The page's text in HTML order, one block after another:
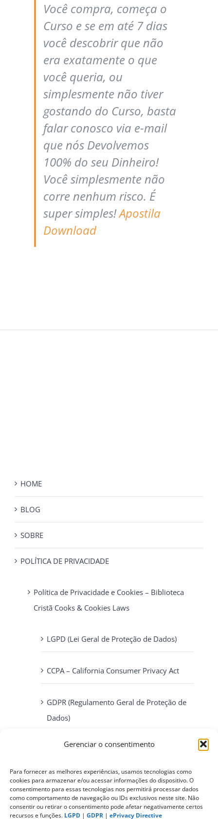
Gerenciar o consentimento
Para fornecer as melhores experiências, usamos tecnologias como
cookies para armazenar e/ou acessar informações do dispositivo. O
consentimento para essas tecnologias nos permitirá processar dados
como comportamento de navegação ou IDs exclusivos neste site. Não
consentir ou retirar o consentimento pode afetar negativamente certos
recursos e funções. LGPD | GDPR | ePrivacy Directive
Você compra, começa o
Curso e se em até 7 dias
você descobrir que não
era exatamente o que
você queria, ou
simplesmente não tiver
gostando do Curso, basta
falar conosco via e-mail
que nós Devolvemos
100% do seu Dinheiro!
Você simplesmente não
corre nenhum risco. É
super simples!Apostila
Download
HOME
BLOG
SOBRE
POLÍTICA DE PRIVACIDADE
Política de Privacidade e Cookies – Biblioteca
Cristã Cooks & Cookies Laws
LGPD (Lei Geral de Proteção de Dados)
CCPA – California Consumer Privacy Act
GDPR (Regulamento Geral de Proteção de
Dados)
ePrivacy Directive (Diretiva ePrivacidade)
PIPEDA (Personal Information Protection
and Electronic Documents Act)